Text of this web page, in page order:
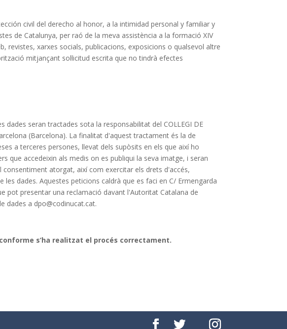
civil del derecho al honor, a la intimidad personal y familiar y
de Catalunya, per raó de la meva assistència a la formació XIV
revistes, xarxes socials, publicacions, exposicions o qualsevol altre
mitjançant sol·licitud escrita que no tindrà efectes
seran tractades sota la responsabilitat del COL·LEGI DE
(Barcelona). La finalitat d'aquest tractament és la de
a terceres persones, llevat dels supòsits en els que així ho
que accedeixin als medis on es publiqui la seva imatge, i seran
atorgat, així com exercitar els drets d'accés,
dades. Aquestes peticions caldrà que es faci en C/ Ermengarda
pot presentar una reclamació davant l'Autoritat Catalana de
dades a dpo@codinucat.cat.
s’ha realitzat el procés correctament.